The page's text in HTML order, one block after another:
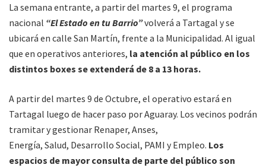
La semana entrante, a partir del martes 9, el programa
nacional “El Estado en tu Barrio”volverá a Tartagal y se
ubicará en calle San Martín, frente a la Municipalidad. Al igual
que en operativos anteriores, la atención al público en los
distintos boxes se extenderá de 8 a 13 horas.
A partir del martes 9 de Octubre, el operativo estará en
Tartagal luego de hacer paso por Aguaray. Los vecinos podrán
tramitar y gestionar Renaper, Anses,
Energía, Salud, Desarrollo Social, PAMI y Empleo. Los
espacios de mayor consulta de parte del público son